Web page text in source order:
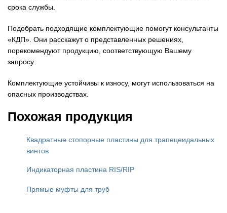
срока службы.
Подобрать подходящие комплектующие помогут консультанты
«КДП». Они расскажут о представленных решениях,
порекомендуют продукцию, соответствующую Вашему
запросу.
Комплектующие устойчивы к износу, могут использоваться на
опасных производствах.
Похожая продукция
Квадратные стопорные пластины для трапецеидальных
винтов
Индикаторная пластина RIS/RIP
Прямые муфты для труб